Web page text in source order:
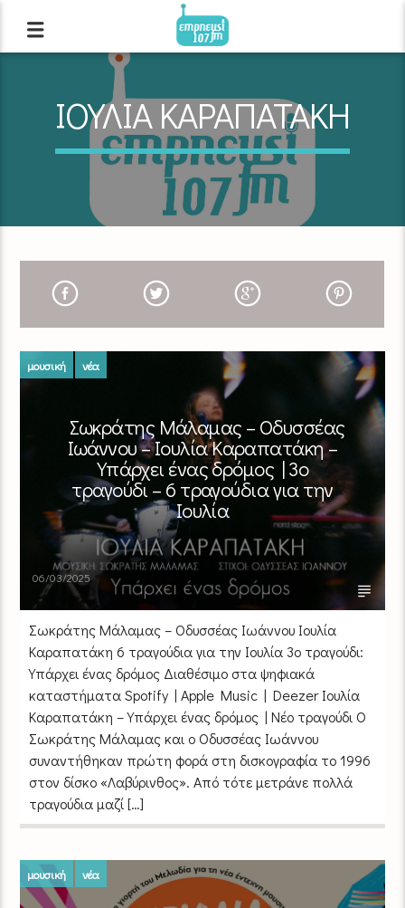
ΙΟΥΛΙΑ ΚΑΡΑΠΑΤΑΚΗ
μουσική νέα
Σωκράτης Μάλαμας – Οδυσσέας
Ιωάννου – Ιουλία Καραπατάκη –
Υπάρχει ένας δρόμος | 3ο
τραγούδι – 6 τραγούδια για την
Ιουλία
06/03/2025
Σωκράτης Μάλαμας – Οδυσσέας Ιωάννου Ιουλία
Καραπατάκη 6 τραγούδια για την Ιουλία 3ο τραγούδι:
Υπάρχει ένας δρόμος Διαθέσιμο στα ψηφιακά
καταστήματα Spotify | Apple Music | Deezer Ιουλία
Καραπατάκη – Υπάρχει ένας δρόμος | Νέο τραγούδι Ο
Σωκράτης Μάλαμας και ο Οδυσσέας Ιωάννου
συναντήθηκαν πρώτη φορά στη δισκογραφία το 1996
στον δίσκο «Λαβύρινθος». Από τότε μετράνε πολλά
τραγούδια μαζί […]
μουσική νέα